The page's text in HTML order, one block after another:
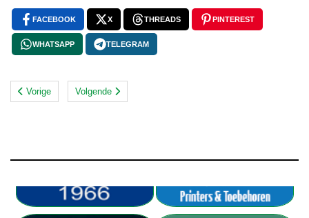
FACEBOOK X THREADS PINTEREST
WHATSAPP TELEGRAM
Vorige Volgende